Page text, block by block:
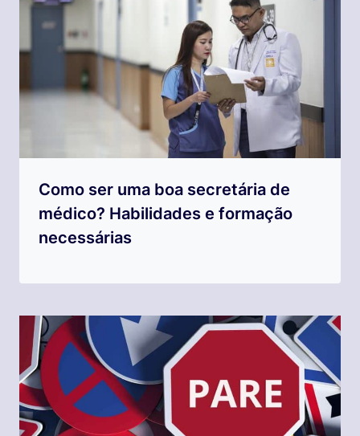
Como ser uma boa secretária de
médico? Habilidades e formação
necessárias